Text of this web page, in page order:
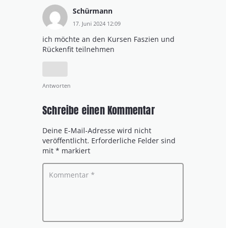
Schürmann
17. Juni 2024 12:09
ich möchte an den Kursen Faszien und
Rückenfit teilnehmen
Antworten
Schreibe einen Kommentar
Deine E-Mail-Adresse wird nicht
veröffentlicht. Erforderliche Felder sind
mit * markiert